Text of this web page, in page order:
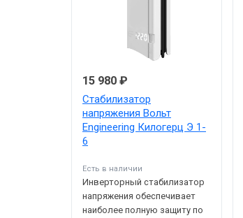
15 980 ₽
Стабилизатор
напряжения Вольт
Engineering Килогерц Э 1-
6
Есть в наличии
Инверторный стабилизатор
напряжения обеспечивает
наиболее полную защиту по